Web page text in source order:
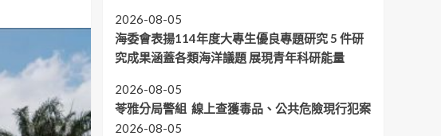
2026-08-05
海委會表揚114年度大專生優良專題研究 5 件研
究成果涵蓋各類海洋議題 展現青年科研能量
2026-08-05
苓雅分局警組 線上查獲毒品、公共危險現行犯案
2026-08-05